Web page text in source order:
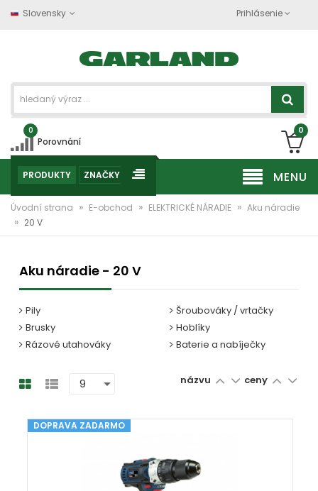
Slovensky Prihlásenie
0
Porovnání
0
MENU
PRODUKTY ZNAČKY
Úvodní strana » E-obchod » ELEKTRICKÉ NÁRADIE » Aku náradie
» 20 V
Aku náradie - 20 V
Pily
Brusky
Rázové utahováky
Šroubováky / vrtačky
Hoblíky
Baterie a nabíječky
názvu ceny
DOPRAVA ZADARMO